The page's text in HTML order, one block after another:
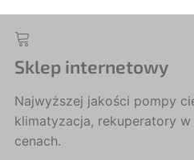
Sklep internetowy
Najwyższej jakości pompy
klimatyzacja, rekuperatory
cenach.